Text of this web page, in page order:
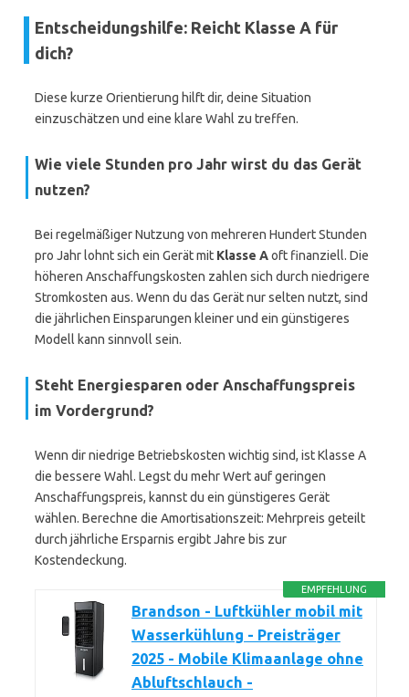
Entscheidungshilfe: Reicht Klasse A für
dich?
Diese kurze Orientierung hilft dir, deine Situation
einzuschätzen und eine klare Wahl zu treffen.
Wie viele Stunden pro Jahr wirst du das Gerät
nutzen?
Bei regelmäßiger Nutzung von mehreren Hundert Stunden
pro Jahr lohnt sich ein Gerät mit Klasse Aoft finanziell. Die
höheren Anschaffungskosten zahlen sich durch niedrigere
Stromkosten aus. Wenn du das Gerät nur selten nutzt, sind
die jährlichen Einsparungen kleiner und ein günstigeres
Modell kann sinnvoll sein.
Steht Energiesparen oder Anschaffungspreis
im Vordergrund?
Wenn dir niedrige Betriebskosten wichtig sind, ist Klasse A
die bessere Wahl. Legst du mehr Wert auf geringen
Anschaffungspreis, kannst du ein günstigeres Gerät
wählen. Berechne die Amortisationszeit: Mehrpreis geteilt
durch jährliche Ersparnis ergibt Jahre bis zur
Kostendeckung.
EMPFEHLUNG
Brandson - Luftkühler mobil mit
Wasserkühlung - Preisträger
2025 - Mobile Klimaanlage ohne
Abluftschlauch -